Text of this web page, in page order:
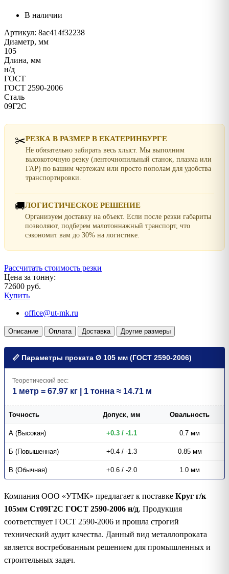
В наличии
Артикул: 8ac414f32238
Диаметр, мм
105
Длина, мм
н/д
ГОСТ
ГОСТ 2590-2006
Сталь
09Г2С
✂️РЕЗКА В РАЗМЕР В ЕКАТЕРИНБУРГЕ
Не обязательно забирать весь хлыст. Мы выполним
высокоточную резку (ленточнопильный станок, плазма или
ГАР) по вашим чертежам или просто пополам для удобства
транспортировки.
🚚ЛОГИСТИЧЕСКОЕ РЕШЕНИЕ
Организуем доставку на объект. Если после резки габариты
позволяют, подберем малотоннажный транспорт, что
сэкономит вам до 30% на логистике.
Рассчитать стоимость резки
Цена за тонну:
72600 руб.
Купить
office@ut-mk.ru
Описание Оплата Доставка Другие размеры
📏 Параметры проката Ø 105 мм (ГОСТ 2590-2006)
Теоретический вес:
1 метр = 67.97 кг | 1 тонна ≈ 14.71 м
Точность Допуск, мм Овальность
А (Высокая) +0.3 / -1.1 0.7 мм
Б (Повышенная) +0.4 / -1.3 0.85 мм
В (Обычная) +0.6 / -2.0 1.0 мм
Компания ООО «УТМК» предлагает к поставке Круг г/к
105мм Ст09Г2С ГОСТ 2590-2006 н/д. Продукция
соответствует ГОСТ 2590-2006 и прошла строгий
технический аудит качества. Данный вид металлопроката
является востребованным решением для промышленных и
строительных задач.